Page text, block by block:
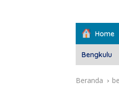
Home
Bengkulu
Beranda